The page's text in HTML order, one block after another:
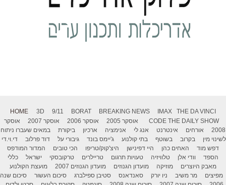
HOME 3D 9/11 BORAT BREAKING NEWS IMAX
THE DA VINCI
CODE THE DAILY SHOW אוסקר 2005 אוסקר 2006 אוסקר 2007
אוסקר
2008
אורחים אינטרנט אנג לי אנימציה ארכיון ביקורת
במאים שעברו ניתוח
לשינוי מין
בקרוב בשוטף בתי קולנוע ג'יימס בונד גיבורי על דוד פרלוב
די.וי.די
דפש מוד
האחים כהן היי דפינישן היצ'קוק/טריפו הכי טובים
המדור המודפס
הספד
וודי אלן טלוויזיה טעויות תרגום טריילרים טרקובסקי ישראל
כללי
מאבק היוצרים
מוזיקה מועדון הגנוזים מועדון הגנוזים 2007
מועצת הקולנוע
מפיצים
מר משיב ניו יורק סאנדאנס סטיבן ספילברג סיכום העשור
סיכום שנה